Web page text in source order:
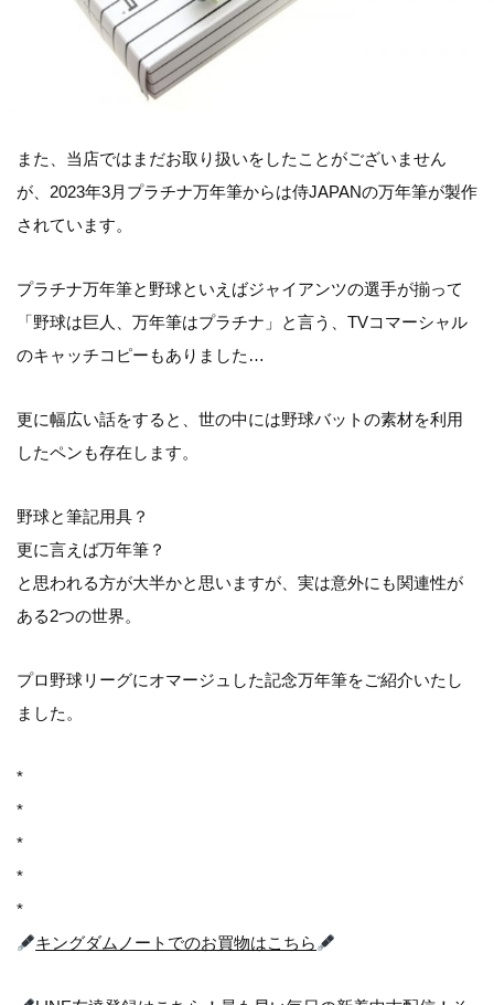
また、当店ではまだお取り扱いをしたことがございません
が、2023年3月プラチナ万年筆からは侍JAPANの万年筆が製作
されています。
プラチナ万年筆と野球といえばジャイアンツの選手が揃って
「野球は巨人、万年筆はプラチナ」と言う、TVコマーシャル
のキャッチコピーもありました…
更に幅広い話をすると、世の中には野球バットの素材を利用
したペンも存在します。
野球と筆記用具？
更に言えば万年筆？
と思われる方が大半かと思いますが、実は意外にも関連性が
ある2つの世界。
プロ野球リーグにオマージュした記念万年筆をご紹介いたし
ました。
*
*
*
*
*
キングダムノートでのお買物はこちら